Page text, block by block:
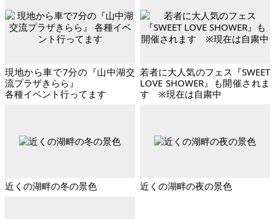
現地から車で7分の『山中湖交
流プラザきらら』
各種イベント行ってます
若者に大人気のフェス『SWEET
LOVE SHOWER』も開催されま
す ※現在は自粛中
近くの湖畔の冬の景色 近くの湖畔の夜の景色